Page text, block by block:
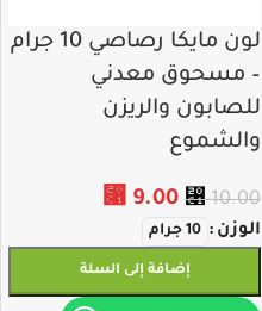
لون مايكا رصاصي 10 جرام
– مسحوق معدني
للصابون والريزن
والشموع
⃁10.00
⃁ 9.00
الوزن 10 جرام
إضافة إلى السلة